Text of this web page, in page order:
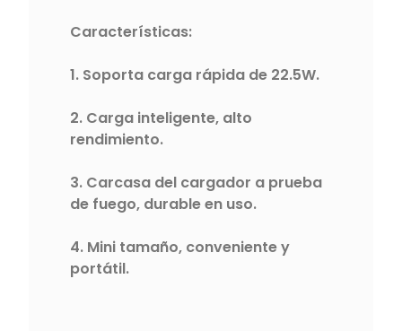
Características:
1. Soporta carga rápida de 22.5W.
2. Carga inteligente, alto
rendimiento.
3. Carcasa del cargador a prueba
de fuego, durable en uso.
4. Mini tamaño, conveniente y
portátil.